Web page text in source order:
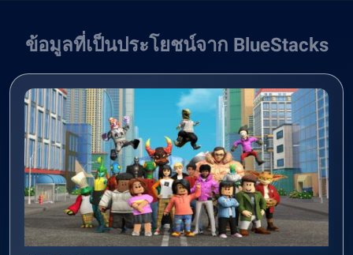
ข้อมูลที่เป็นประโยชน์จาก BlueStacks